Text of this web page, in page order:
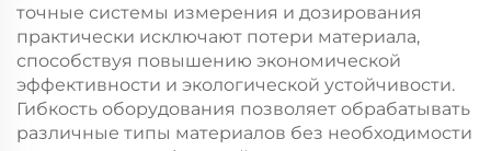
точные системы измерения и дозирования
практически исключают потери материала,
способствуя повышению экономической
эффективности и экологической устойчивости.
Гибкость оборудования позволяет обрабатывать
различные типы материалов без необходимости